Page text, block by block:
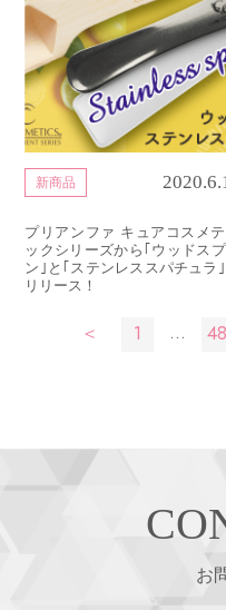
新商品
プリアンファ キュアコスメ
ックシリーズから｢ウッドス
ン｣と｢ステンレススパチュラ
リリース！
ー
＜ 1 … 48
お